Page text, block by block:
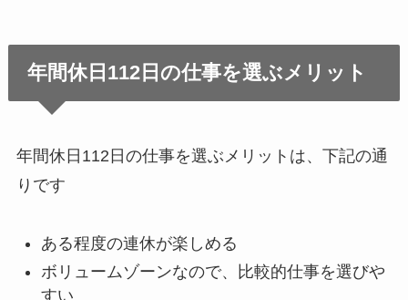
年間休日112日の仕事を選ぶメリット
年間休日112日の仕事を選ぶメリットは、下記の通
りです
ある程度の連休が楽しめる
ボリュームゾーンなので、比較的仕事を選びや
すい